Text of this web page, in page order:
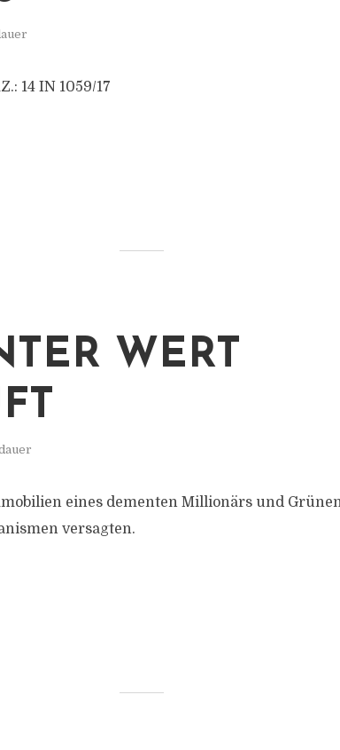
14 IN 1059/17
WERT
eines dementen Millionärs und
versagten.